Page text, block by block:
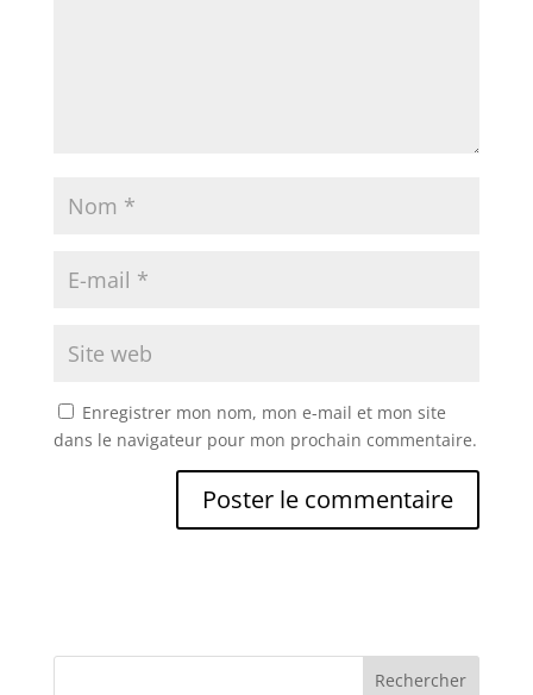
Enregistrer mon nom, mon e-mail et mon site
dans le navigateur pour mon prochain commentaire.